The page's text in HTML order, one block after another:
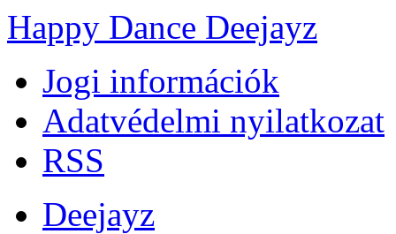
Happy Dance Deejayz
Jogi információk
Adatvédelmi nyilatkozat
RSS
Deejayz